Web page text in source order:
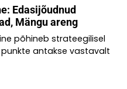
Edasijõudnud
Mängu areng
põhineb strateegilisel
antakse vastavalt